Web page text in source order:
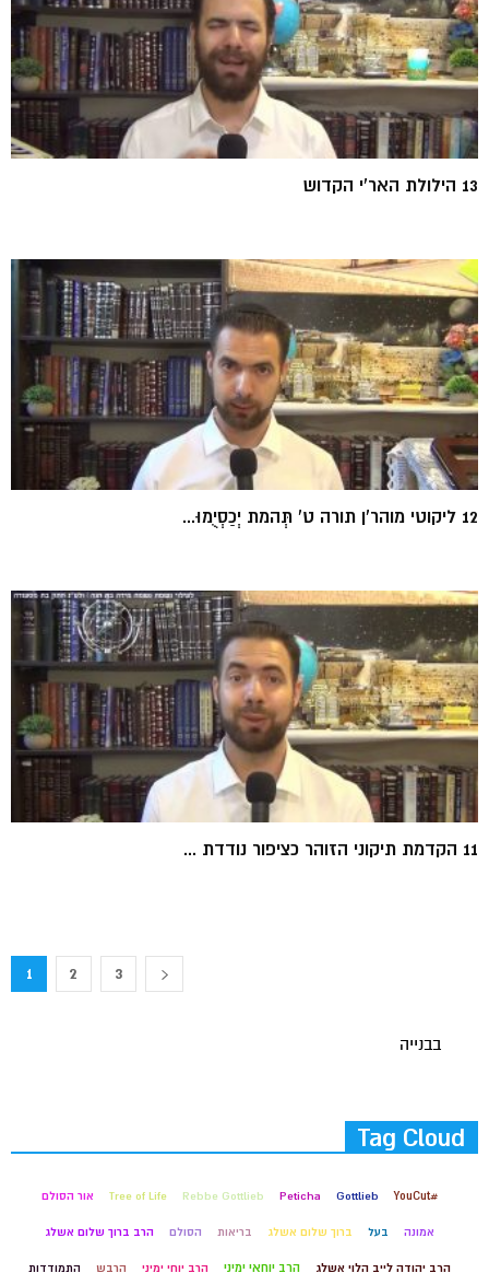
13 הילולת האר'י הקדוש
12 ליקוטי מוהר'ן תורה ט' תְּהמת יְכַסְיֻמוּ...
11 הקדמת תיקוני הזוהר כציפור נודדת ...
1 2 3
בבנייה
Tag Cloud
#YouCut
Gottlieb
Peticha
Rebbe Gottlieb
Tree of Life אור הסולם
אמונה בעל ברוך שלום אשלג בריאות הסולם הרב ברוך שלום אשלג
הרב יהודה לייב הלוי אשלג הרב יוחאי ימיני הרב יוחי ימיני הרבש התמודדות